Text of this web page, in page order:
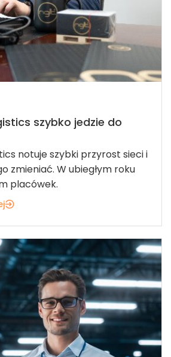
szybko jedzie do
notuje szybki przyrost sieci i
zmieniać. W ubiegłym roku
placówek.